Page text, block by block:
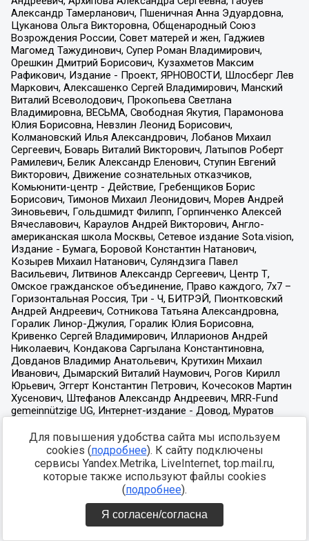
Для повышения удобства сайта мы используем
cookies (подробнее). К сайту подключены
сервисы Yandex.Metrika, LiveInternet, top.mail.ru,
которые также используют файлы cookies
(подробнее).
Я согласен/согласна